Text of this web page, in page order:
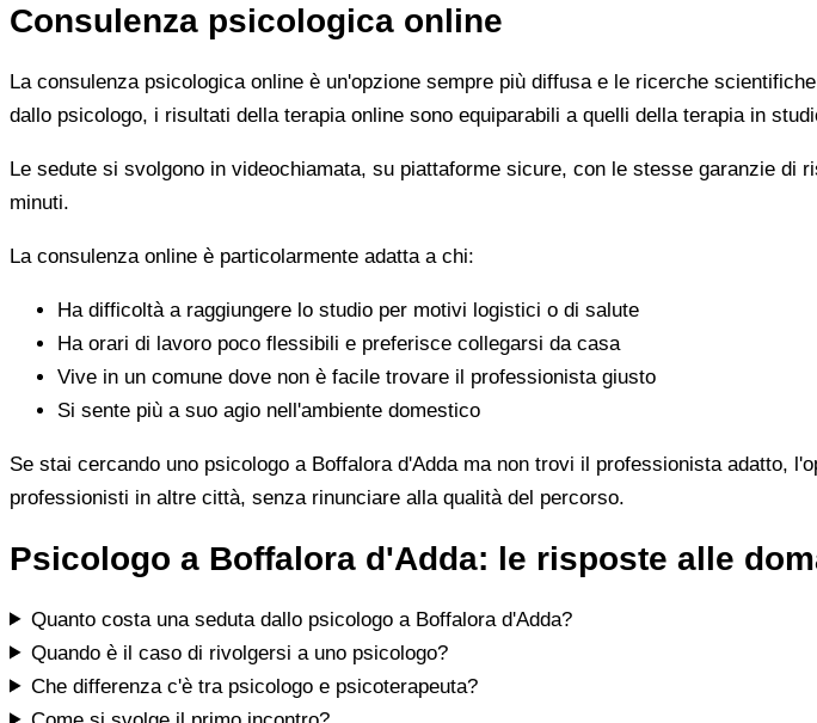
Consulenza psicologica online
La consulenza psicologica online è un'opzione sempre più diffusa e le ricerche
dallo psicologo, i risultati della terapia online sono equiparabili a quelli della terapia in
Le sedute si svolgono in videochiamata, su piattaforme sicure, con le stesse garanzie
minuti.
La consulenza online è particolarmente adatta a chi:
Ha difficoltà a raggiungere lo studio per motivi logistici o di salute
Ha orari di lavoro poco flessibili e preferisce collegarsi da casa
Vive in un comune dove non è facile trovare il professionista giusto
Si sente più a suo agio nell'ambiente domestico
Se stai cercando uno psicologo a Boffalora d'Adda ma non trovi il professionista adatto,
professionisti in altre città, senza rinunciare alla qualità del percorso.
Psicologo a Boffalora d'Adda: le risposte alle
Quanto costa una seduta dallo psicologo a Boffalora d'Adda?
Quando è il caso di rivolgersi a uno psicologo?
Che differenza c'è tra psicologo e psicoterapeuta?